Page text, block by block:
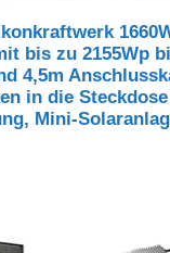
bis zu 2155Wp
4,5m
in die
Mini-